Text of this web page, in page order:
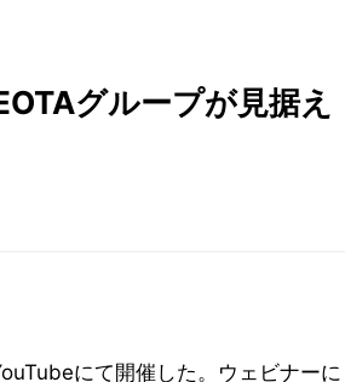
グループが見据え
にて開催した。ウェビナーに